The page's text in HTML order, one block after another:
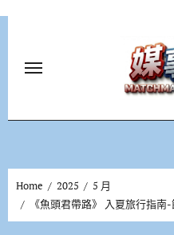
Home 2025
5 月
《魚頭君帶路》 入夏旅行指